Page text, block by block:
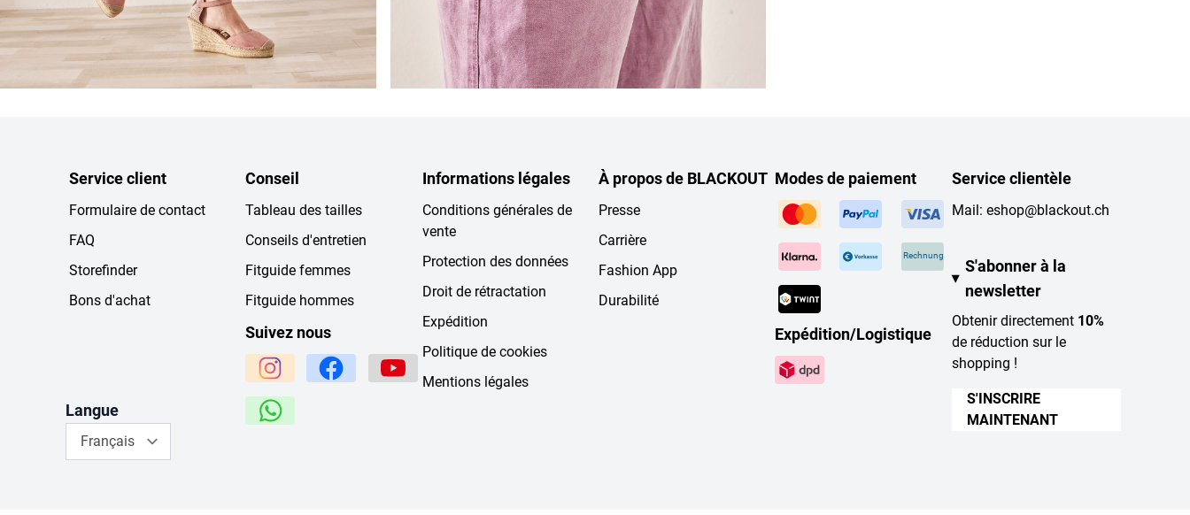
Service client
Formulaire de contact
FAQ
Storefinder
Bons d'achat
Conseil
Tableau des tailles
Conseils d'entretien
Fitguide femmes
Fitguide hommes
Suivez nous
Informations légales
Conditions générales de
vente
Protection des données
Droit de rétractation
Expédition
Politique de cookies
Mentions légales
À propos de BLACKOUT
Presse
Carrière
Fashion App
Durabilité
Modes de paiement
Rechnung
Expédition/Logistique
Service clientèle
Mail: eshop@blackout.ch
S'abonner à la
newsletter
Obtenir directement 10%
de réduction sur le
shopping !
S'INSCRIRE
MAINTENANT
Langue
Français